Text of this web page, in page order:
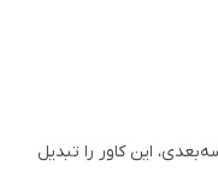
این کاور را تبدیل